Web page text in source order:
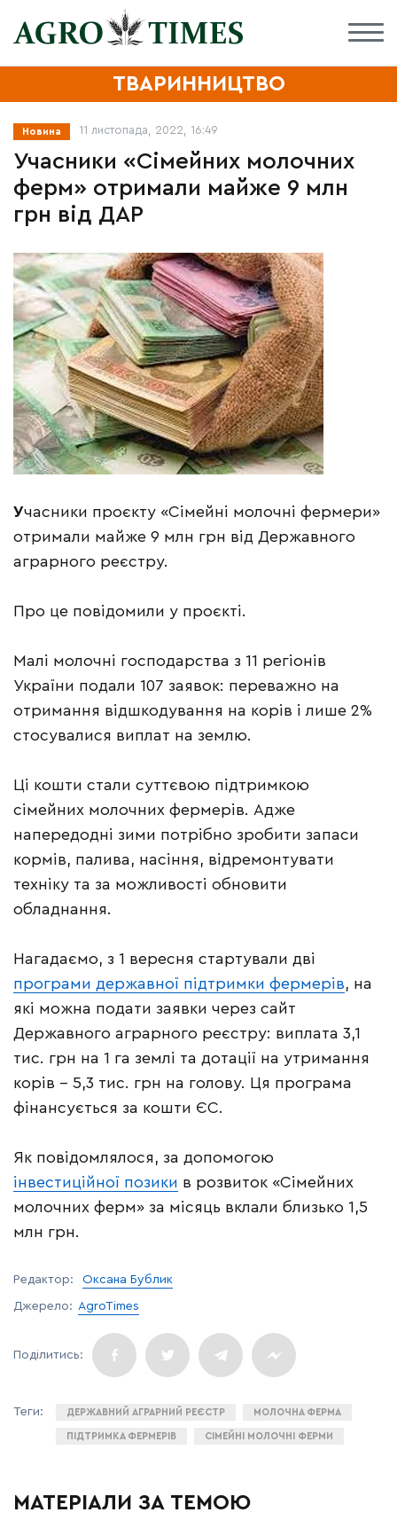
ТВАРИННИЦТВО
Новина 11 листопада, 2022, 16:49
Учасники «Сімейних молочних
ферм» отримали майже 9 млн
грн від ДАР
Учасники проєкту «Сімейні молочні фермери»
отримали майже 9 млн грн від Державного
аграрного реєстру.
Про це повідомили у проєкті.
Малі молочні господарства з 11 регіонів
України подали 107 заявок: переважно на
отримання відшкодування на корів і лише 2%
стосувалися виплат на землю.
Ці кошти стали суттєвою підтримкою
сімейних молочних фермерів. Адже
напередодні зими потрібно зробити запаси
кормів, палива, насіння, відремонтувати
техніку та за можливості обновити
обладнання.
Нагадаємо, з 1 вересня стартували дві
програми державної підтримки фермерів, на
які можна подати заявки через сайт
Державного аграрного реєстру: виплата 3,1
тис. грн на 1 га землі та дотації на утримання
корів – 5,3 тис. грн на голову. Ця програма
фінансується за кошти ЄС.
Як повідомлялося, за допомогою
інвестиційної позики в розвиток «Сімейних
молочних ферм» за місяць вклали близько 1,5
млн грн.
Редактор: Оксана Бублик
Джерело: AgroTimes
ДЕРЖАВНИЙ АГРАРНИЙ РЕЄСТР МОЛОЧНА ФЕРМА
ПІДТРИМКА ФЕРМЕРІВ СІМЕЙНІ МОЛОЧНІ ФЕРМИ
МАТЕРІАЛИ ЗА ТЕМОЮ